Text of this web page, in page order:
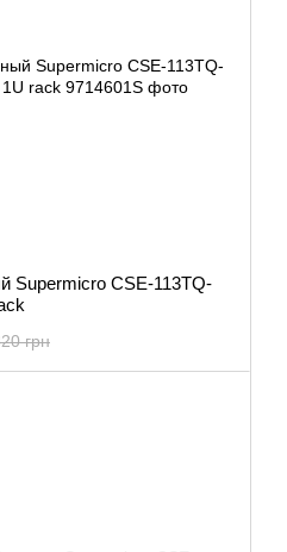
Supermicro CSE-113TQ-
грн